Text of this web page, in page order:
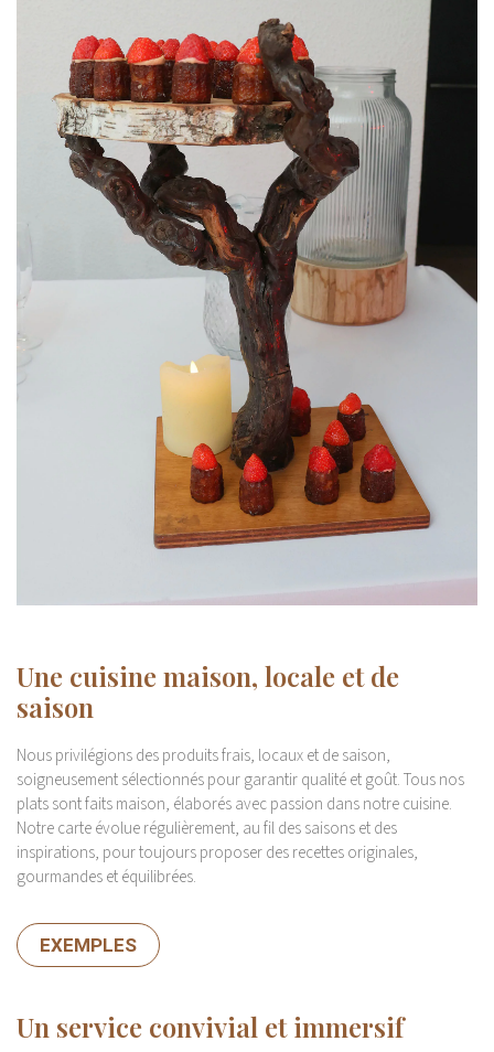
Une cuisine maison, locale et de
saison
Nous privilégions des produits frais, locaux et de saison,
soigneusement sélectionnés pour garantir qualité et goût. Tous nos
plats sont faits maison, élaborés avec passion dans notre cuisine.
Notre carte évolue régulièrement, au fil des saisons et des
inspirations, pour toujours proposer des recettes originales,
gourmandes et équilibrées.
EXEMPLES
Un service convivial et immersif